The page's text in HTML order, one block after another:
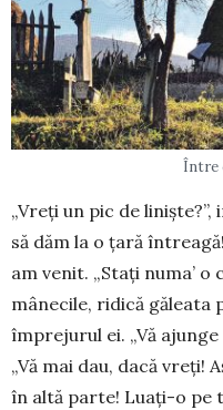
Între
„Vreți un pic de
să dăm la o țară
am venit. „Stați numa’ o
mânecile, ridică
împrejurul ei. „Vă
„Vă mai dau, dacă vreți!
în altă parte! Luați-o pe